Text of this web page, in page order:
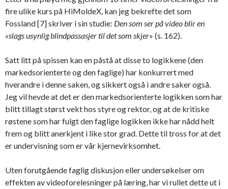
fire ulike kurs på HiMoldeX, kan jeg bekrefte det som
Fossland [7] skriver i sin studie: Den som ser på video blir en
«slags usynlig blindpassasjer til det som skjer» (s. 162).
Satt litt på spissen kan en påstå at disse to logikkene (den
markedsorienterte og den faglige) har konkurrert med
hverandre i denne saken, og sikkert også i andre saker også.
Jeg vil hevde at det er den markedsorienterte logikken som har
blitt tillagt størst vekt hos styre og rektor, og at de kritiske
røstene som har fulgt den faglige logikken ikke har nådd helt
frem og blitt anerkjent i like stor grad. Dette til tross for at det
er undervisning som er vår kjernevirksomhet.
Uten forutgående faglig diskusjon eller undersøkelser om
effekten av videoforelesninger på læring, har vi rullet dette ut i